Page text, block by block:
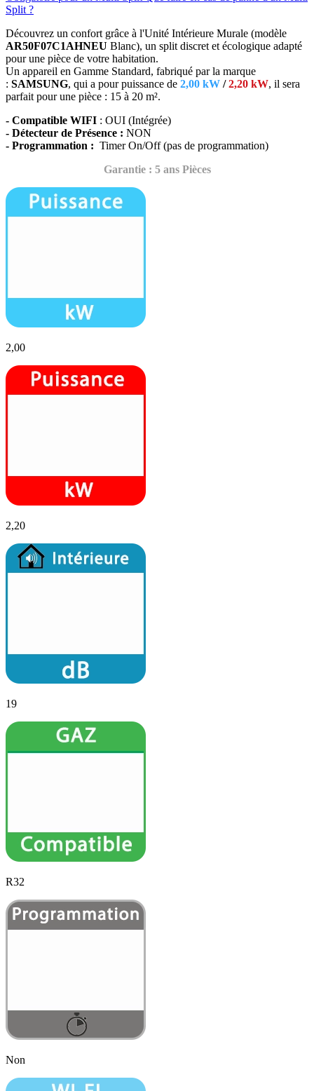
Split ?
Découvrez un confort grâce à l'Unité Intérieure Murale (modèle
AR50F07C1AHNEU Blanc), un split discret et écologique adapté
pour une pièce de votre habitation.
Un appareil en Gamme Standard, fabriqué par la marque
: SAMSUNG, qui a pour puissance de 2,00 kW /2,20 kW, il sera
parfait pour une pièce : 15 à 20 m².
- Compatible WIFI : OUI (Intégrée)
- Détecteur de Présence : NON
- Programmation : Timer On/Off (pas de programmation)
Garantie : 5 ans Pièces
2,00
2,20
19
R32
Non